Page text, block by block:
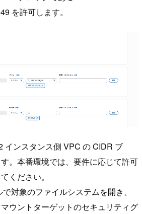
を許可します。
インスタンス側 VPC の CIDR ブ
。本番環境では、要件に応じて許可
ください。
対象のファイルシステムを開き、
ウントターゲットのセキュリティグ